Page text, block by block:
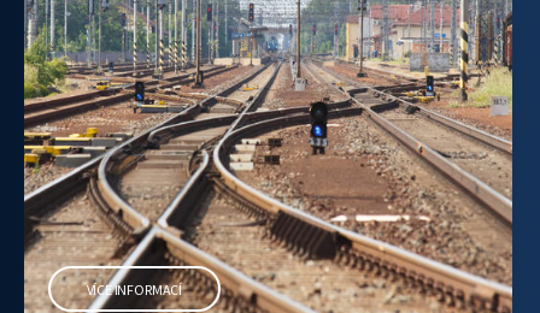
VÍCE INFORMACÍ